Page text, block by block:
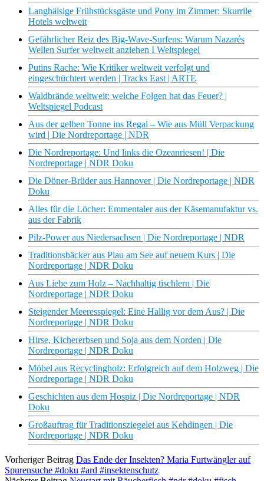
Langhälsige Frühstücksgäste und Pony im Zimmer: Skurrile
Hotels weltweit
Gefährlicher Reiz des Big-Wave-Surfens: Warum Nazarés
Wellen Surfer weltweit anziehen I Weltspiegel
Putins Rache: Wie Kritiker weltweit verfolgt und
eingeschüchtert werden | Tracks East | ARTE
Waldbrände weltweit: welche Folgen hat das Feuer? |
Weltspiegel Podcast
Aus der gelben Tonne ins Regal – Wie aus Müll Verpackung
wird | Die Nordreportage | NDR
Die Nordreportage: Und links die Ozeanriesen! | Die
Nordreportage | NDR Doku
Die Döner-Brüder aus Hannover | Die Nordreportage | NDR
Doku
Alles für die Löcher: Emmentaler aus der Käsemanufaktur vs.
aus der Fabrik
Pilz-Power aus Niedersachsen | Die Nordreportage | NDR
Traditionsbäcker aus Plau am See auf neuem Kurs | Die
Nordreportage | NDR Doku
Aus Liebe zum Holz – Nachhaltig tischlern | Die
Nordreportage | NDR Doku
Steigender Meeresspiegel: Eine Hallig vor dem Aus? | Die
Nordreportage | NDR Doku
Hirse, Kichererbsen und Soja aus dem Norden | Die
Nordreportage | NDR Doku
Möbel aus Recyclingholz: Erfolgreich auf dem Holzweg | Die
Nordreportage | NDR Doku
Geschichten aus dem Hospiz | Die Nordreportage | NDR
Doku
Großauftrag für Traditionsziegelei aus Kehdingen | Die
Nordreportage | NDR Doku
Vorheriger Beitrag Das Ende der Insekten? Maria Furtwängler auf
Spurensuche #doku #ard #insektenschutz